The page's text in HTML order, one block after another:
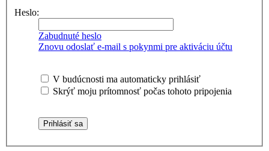
Heslo:
Zabudnuté heslo
Znovu odoslať e-mail s pokynmi pre aktiváciu účtu
V budúcnosti ma automaticky prihlásiť
Skrýť moju prítomnosť počas tohoto pripojenia